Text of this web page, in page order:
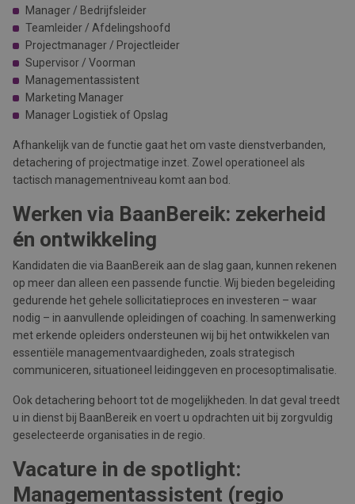
Manager / Bedrijfsleider
Teamleider / Afdelingshoofd
Projectmanager / Projectleider
Supervisor / Voorman
Managementassistent
Marketing Manager
Manager Logistiek of Opslag
Afhankelijk van de functie gaat het om vaste dienstverbanden,
detachering of projectmatige inzet. Zowel operationeel als
tactisch managementniveau komt aan bod.
Werken via BaanBereik: zekerheid
én ontwikkeling
Kandidaten die via BaanBereik aan de slag gaan, kunnen rekenen
op meer dan alleen een passende functie. Wij bieden begeleiding
gedurende het gehele sollicitatieproces en investeren – waar
nodig – in aanvullende opleidingen of coaching. In samenwerking
met erkende opleiders ondersteunen wij bij het ontwikkelen van
essentiële managementvaardigheden, zoals strategisch
communiceren, situationeel leidinggeven en procesoptimalisatie.
Ook detachering behoort tot de mogelijkheden. In dat geval treedt
u in dienst bij BaanBereik en voert u opdrachten uit bij zorgvuldig
geselecteerde organisaties in de regio.
Vacature in de spotlight:
Managementassistent (regio